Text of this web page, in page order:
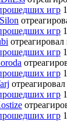
игр
игр
игр
игр
игр
игр